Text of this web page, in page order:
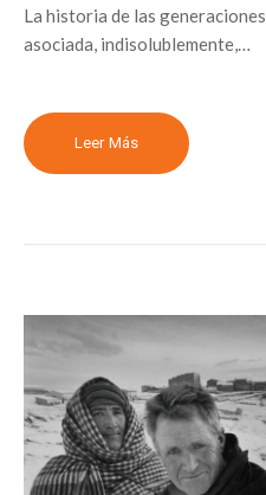
La historia de las
asociada, indisolublemente,…
Leer Más